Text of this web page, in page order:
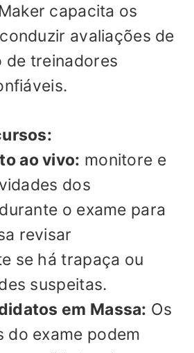
capacita os
avaliações de
de treinadores
ao vivo: monitore e
dos
o exame para
revisar
se há trapaça ou
suspeitas.
em Massa: Os
do exame podem